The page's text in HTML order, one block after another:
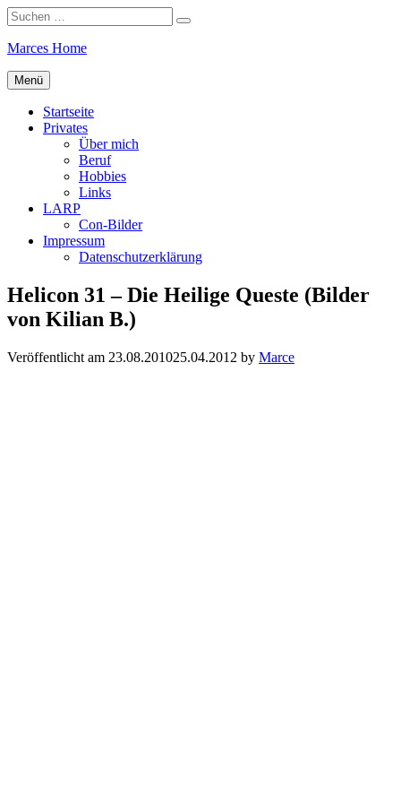
Suchen
nach:
Suchen
Zum
springen
Marces Home
Menü
Startseite
Privates
Über mich
Beruf
Hobbies
Links
LARP
Con-Bilder
Impressum
Datenschutzerklärung
Helicon 31 – Die Heilige Queste (Bilder
von Kilian B.)
Veröffentlicht am 23.08.201025.04.2012 by Marce